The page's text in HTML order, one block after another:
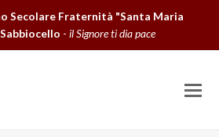
Secolare Fraternità "Santa Maria
- il Signore ti dia pace